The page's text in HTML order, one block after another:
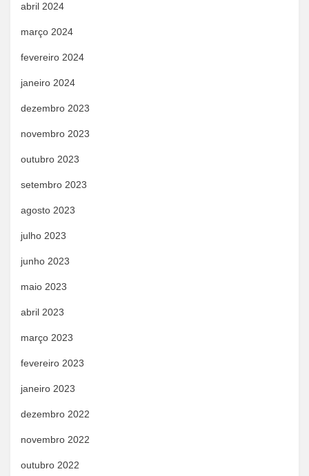
abril 2024
março 2024
fevereiro 2024
janeiro 2024
dezembro 2023
novembro 2023
outubro 2023
setembro 2023
agosto 2023
julho 2023
junho 2023
maio 2023
abril 2023
março 2023
fevereiro 2023
janeiro 2023
dezembro 2022
novembro 2022
outubro 2022